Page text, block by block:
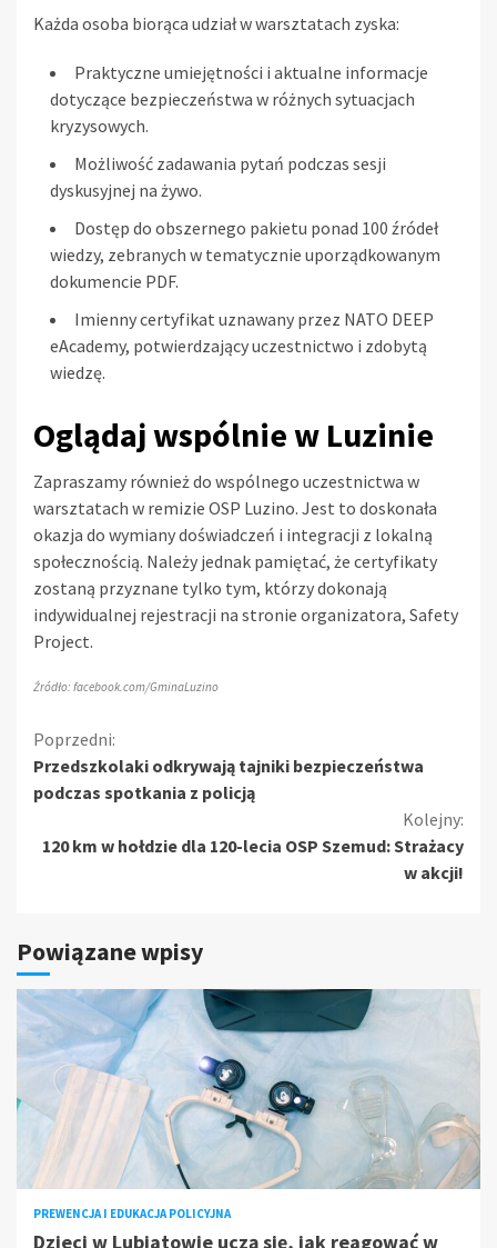
Każda osoba biorąca udział w warsztatach zyska:
Praktyczne umiejętności i aktualne informacje
dotyczące bezpieczeństwa w różnych sytuacjach
kryzysowych.
Możliwość zadawania pytań podczas sesji
dyskusyjnej na żywo.
Dostęp do obszernego pakietu ponad 100 źródeł
wiedzy, zebranych w tematycznie uporządkowanym
dokumencie PDF.
Imienny certyfikat uznawany przez NATO DEEP
eAcademy, potwierdzający uczestnictwo i zdobytą
wiedzę.
Oglądaj wspólnie w Luzinie
Zapraszamy również do wspólnego uczestnictwa w
warsztatach w remizie OSP Luzino. Jest to doskonała
okazja do wymiany doświadczeń i integracji z lokalną
społecznością. Należy jednak pamiętać, że certyfikaty
zostaną przyznane tylko tym, którzy dokonają
indywidualnej rejestracji na stronie organizatora, Safety
Project.
Źródło: facebook.com/GminaLuzino
Kontynuuj
czytanie
Poprzedni:
Przedszkolaki odkrywają tajniki bezpieczeństwa
podczas spotkania z policją
Kolejny:
120 km w hołdzie dla 120-lecia OSP Szemud: Strażacy
w akcji!
Powiązane wpisy
PREWENCJA I EDUKACJA POLICYJNA
Dzieci w Lubiatowie uczą się, jak reagować w